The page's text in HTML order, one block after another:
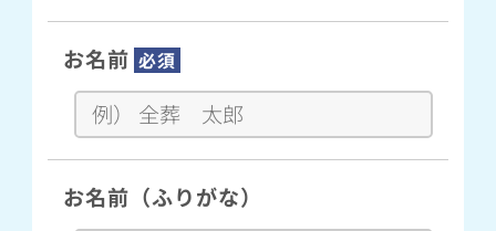
お名前 必須
お名前（ふりがな）